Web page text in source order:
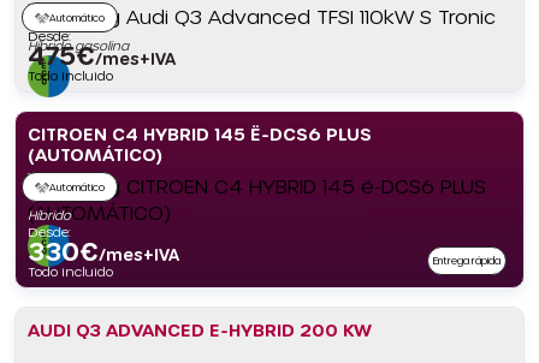
Automático
Híbrido gasolina
Desde:
475€/mes+IVA
Todo incluido
CITROEN C4 HYBRID 145 Ë-DCS6 PLUS
(AUTOMÁTICO)
Automático
Híbrido
Desde:
330€/mes+IVA
Todo incluido
Entrega rápida
AUDI Q3 ADVANCED E-HYBRID 200 KW